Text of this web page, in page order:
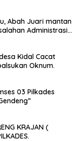
Abah Juari mantan
Administrasi
Kidal Cacat
Oknum.
03 Pilkades
KRAJAN (